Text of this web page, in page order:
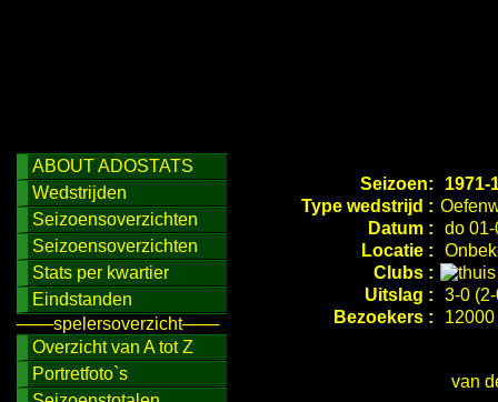
ABOUT ADOSTATS
Wedstrijden
Seizoensoverzichten
Seizoensoverzichten
Stats per kwartier
Eindstanden
───spelersoverzicht───
Overzicht van A tot Z
Portretfoto`s
Seizoen:
1971-
Type wedstrijd :
Datum :
do
Locatie :
Clubs :
Uitslag :
3-0
Bezoekers :
12000
van